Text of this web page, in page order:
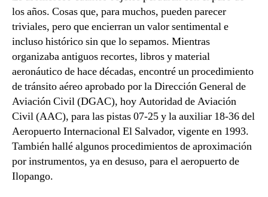
los años. Cosas que, para muchos, pueden parecer
triviales, pero que encierran un valor sentimental e
incluso histórico sin que lo sepamos. Mientras
organizaba antiguos recortes, libros y material
aeronáutico de hace décadas, encontré un procedimiento
de tránsito aéreo aprobado por la Dirección General de
Aviación Civil (DGAC), hoy Autoridad de Aviación
Civil (AAC), para las pistas 07-25 y la auxiliar 18-36 del
Aeropuerto Internacional El Salvador, vigente en 1993.
También hallé algunos procedimientos de aproximación
por instrumentos, ya en desuso, para el aeropuerto de
Ilopango.